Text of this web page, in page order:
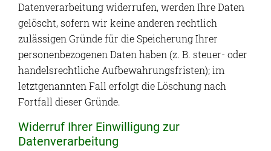
Datenverarbeitung widerrufen, werden Ihre Daten
gelöscht, sofern wir keine anderen rechtlich
zulässigen Gründe für die Speicherung Ihrer
personenbezogenen Daten haben (z. B. steuer- oder
handelsrechtliche Aufbewahrungsfristen); im
letztgenannten Fall erfolgt die Löschung nach
Fortfall dieser Gründe.
Widerruf Ihrer Einwilligung zur
Datenverarbeitung